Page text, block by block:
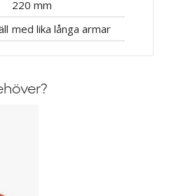
220 mm
med lika långa armar